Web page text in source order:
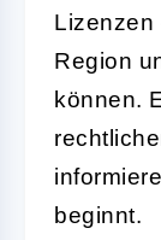
Lizenzen
Region
können.
beginnt.